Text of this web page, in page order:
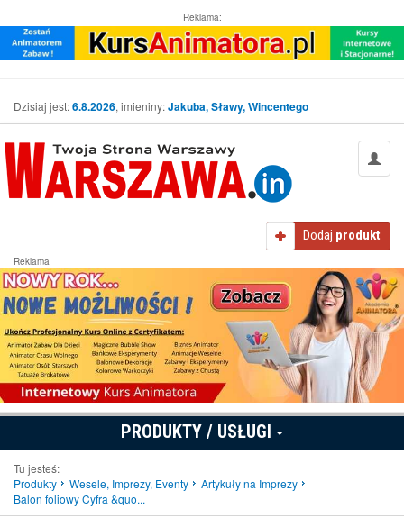
Reklama:
Dzisiaj jest:6.8.2026, imieniny:Jakuba, Sławy, Wincentego
Dodaj produkt
Reklama
PRODUKTY / USŁUGI
Tu jesteś:
Produkty
Wesele, Imprezy, Eventy
Artykuły na Imprezy
Balon foliowy Cyfra &quo...